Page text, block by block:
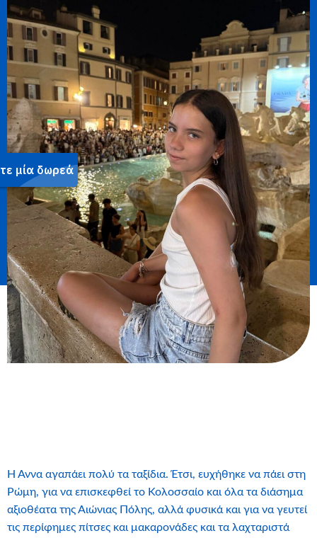
Η Άννα αγαπάει πολύ τα ταξίδια. Έτσι, ευχήθηκε να πάει στη
Ρώμη, για να επισκεφθεί το Κολοσσαίο και όλα τα διάσημα
αξιοθέατα της Αιώνιας Πόλης, αλλά φυσικά και για να γευτεί
τις περίφημες πίτσες και μακαρονάδες και τα λαχταριστά